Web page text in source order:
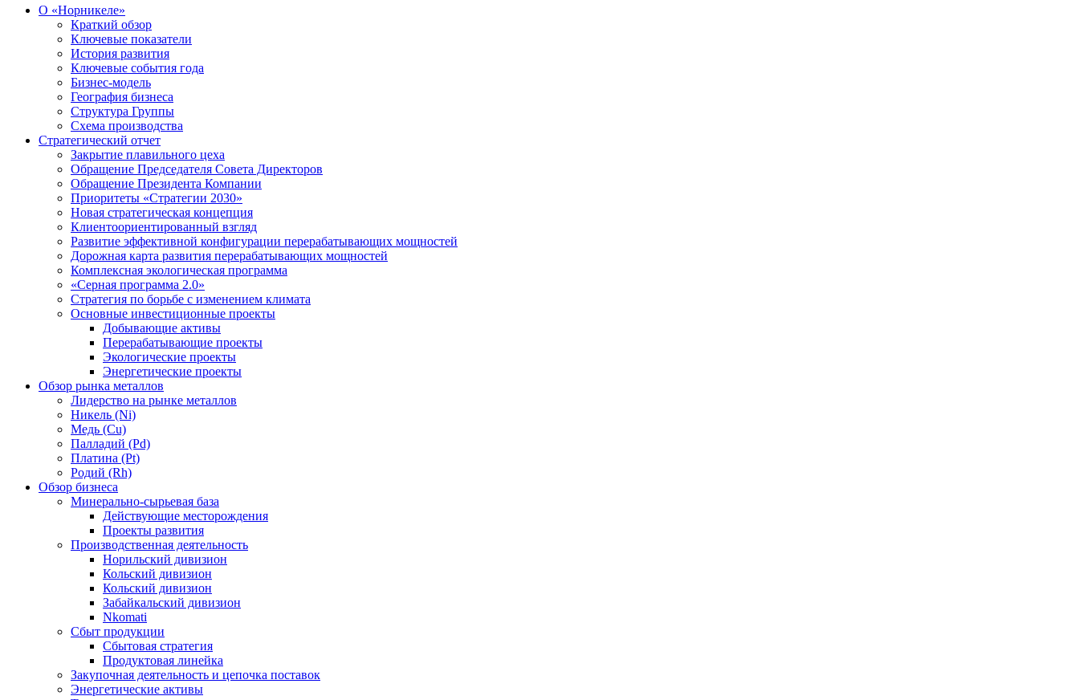
О «Норникеле»
Краткий обзор
Ключевые показатели
История развития
Ключевые события года
Бизнес-модель
География бизнеса
Структура Группы
Схема производства
Стратегический отчет
Закрытие плавильного цеха
Обращение Председателя Совета Директоров
Обращение Президента Компании
Приоритеты «Стратегии 2030»
Новая стратегическая концепция
Клиентоориентированный взгляд
Развитие эффективной конфигурации перерабатывающих мощностей
Дорожная карта развития перерабатывающих мощностей
Комплексная экологическая программа
«Серная программа 2.0»
Стратегия по борьбе с изменением климата
Основные инвестиционные проекты
Добывающие активы
Перерабатывающие проекты
Экологические проекты
Энергетические проекты
Обзор рынка металлов
Лидерство на рынке металлов
Никель (Ni)
Медь (Cu)
Палладий (Pd)
Платина (Pt)
Родий (Rh)
Обзор бизнеса
Минерально-сырьевая база
Действующие месторождения
Проекты развития
Производственная деятельность
Норильский дивизион
Кольский дивизион
Кольский дивизион
Забайкальский дивизион
Nkomati
Сбыт продукции
Сбытовая стратегия
Продуктовая линейка
Закупочная деятельность и цепочка поставок
Энергетические активы